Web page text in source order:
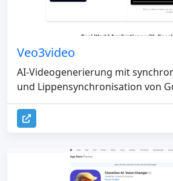
Veo3video
AI-Videogenerierung mit
und Lippensynchronisation von